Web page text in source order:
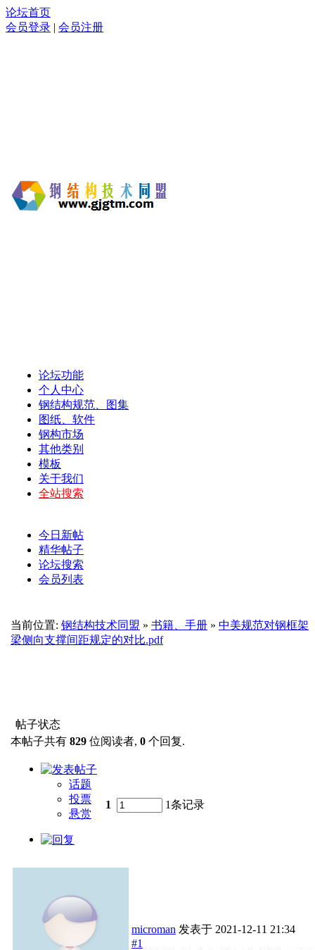
论坛首页
会员登录 | 会员注册
论坛功能
个人中心
钢结构规范、图集
图纸、软件
钢构市场
其他类别
模板
关于我们
全站搜索
今日新帖
精华帖子
论坛搜索
会员列表
当前位置: 钢结构技术同盟 » 书籍、手册 » 中美规范对钢框架
梁侧向支撑间距规定的对比.pdf
帖子状态
本帖子共有 829 位阅读者, 0 个回复.
话题
投票
悬赏
1 1条记录
microman 发表于 2021-12-11 21:34
#1